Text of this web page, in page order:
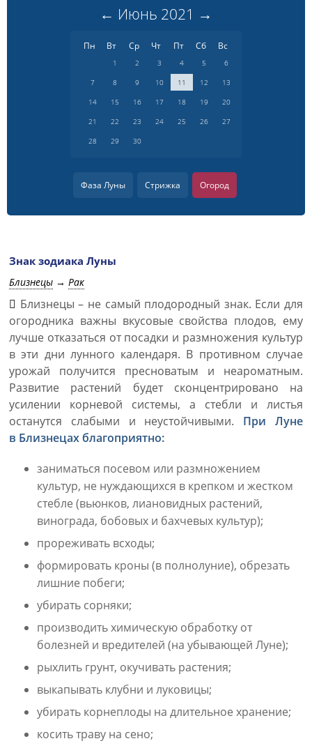
← Июнь 2021 →
Пн Вт Ср Чт Пт Сб Вс
1 2 3 4 5
6
7
8 9 10 11 12
13
14
15 16 17 18 19
20
21
22 23 24 25 26
27
28
29 30
Фаза Луны Стрижка Огород
Знак зодиака Луны
Близнецы → Рак
Близнецы – не самый плодородный знак. Если для
огородника важны вкусовые свойства плодов, ему
лучше отказаться от посадки и размножения культур
в эти дни лунного календаря. В противном случае
урожай получится пресноватым и неароматным.
Развитие растений будет сконцентрировано на
усилении корневой системы, а стебли и листья
останутся слабыми и неустойчивыми. При Луне
в Близнецах благоприятно:
заниматься посевом или размножением
культур, не нуждающихся в крепком и жестком
стебле (вьюнков, лиановидных растений,
винограда, бобовых и бахчевых культур);
прореживать всходы;
формировать кроны (в полнолуние), обрезать
лишние побеги;
убирать сорняки;
производить химическую обработку от
болезней и вредителей (на убывающей Луне);
рыхлить грунт, окучивать растения;
выкапывать клубни и луковицы;
убирать корнеплоды на длительное хранение;
косить траву на сено;